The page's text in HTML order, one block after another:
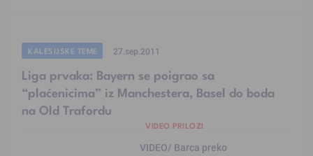
KALESIJSKE TEME 27.sep.2011
Liga prvaka: Bayern se poigrao sa
“plaćenicima” iz Manchestera, Basel do boda
na Old Trafordu
VIDEO PRILOZI
VIDEO/ Barca preko